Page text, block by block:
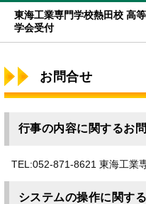
東海工業専門学校熱田校 高
学会受付
お問合せ
行事の内容に関するお
TEL:052-871-8621 東海工業
システムの操作に関す